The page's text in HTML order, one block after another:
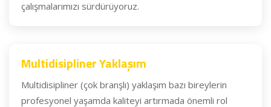
çalışmalarımızı sürdürüyoruz.
Multidisipliner Yaklaşım
Multidisipliner (çok branşlı) yaklaşım bazı bireylerin
profesyonel yaşamda kaliteyi artırmada önemli rol